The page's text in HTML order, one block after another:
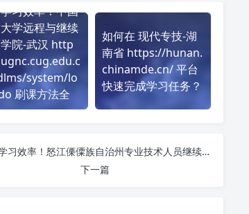
习效率！中国
学远程与继续
院-武汉 http
system/lo
刷课方法全
如何在 现代专技-湖
南省 https://hunan.
chinamde.cn/ 平台
快速完成学习任务？
提升学习效率！怒江傈僳族自治州专业技术人员继续教育在线学习平台 https://gp.chinahrt.com/index.html#/njlsLogin 刷课方法全揭秘
下一篇